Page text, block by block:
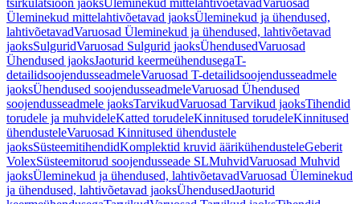
tsirkulatsioon jaoksÜleminekud mittelahtivõetavadVaruosad
Üleminekud mittelahtivõetavad jaoksÜleminekud ja ühendused,
lahtivõetavadVaruosad Üleminekud ja ühendused, lahtivõetavad
jaoksSulguridVaruosad Sulgurid jaoksÜhendusedVaruosad
Ühendused jaoksJaoturid keermeühendusegaT-
detailidsoojendusseadmeleVaruosad T-detailidsoojendusseadmele
jaoksÜhendused soojendusseadmeleVaruosad Ühendused
soojendusseadmele jaoksTarvikudVaruosad Tarvikud jaoksTihendid
torudele ja muhvideleKatted torudeleKinnitused torudeleKinnitused
ühendusteleVaruosad Kinnitused ühendustele
jaoksSüsteemitihendidKomplektid kruvid äärikühendusteleGeberit
VolexSüsteemitorud soojendusseade SLMuhvidVaruosad Muhvid
jaoksÜleminekud ja ühendused, lahtivõetavadVaruosad Üleminekud
ja ühendused, lahtivõetavad jaoksÜhendusedJaoturid